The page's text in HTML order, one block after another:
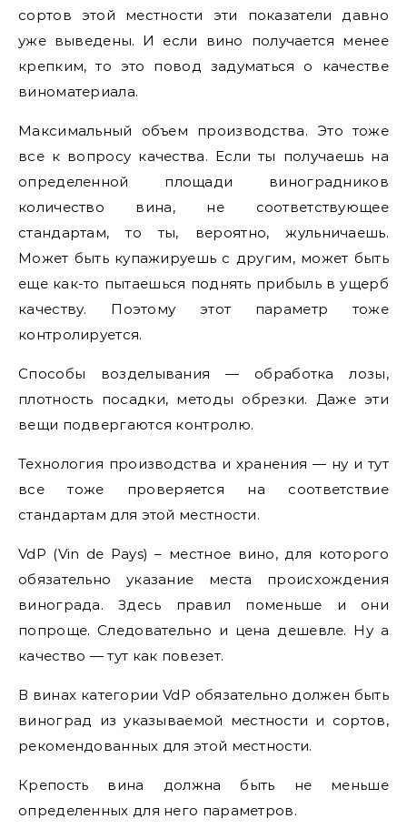
сортов этой местности эти показатели давно
уже выведены. И если вино получается менее
крепким, то это повод задуматься о качестве
виноматериала.
Максимальный объем производства. Это тоже
все к вопросу качества. Если ты получаешь на
определенной площади виноградников
количество вина, не соответствующее
стандартам, то ты, вероятно, жульничаешь.
Может быть купажируешь с другим, может быть
еще как-то пытаешься поднять прибыль в ущерб
качеству. Поэтому этот параметр тоже
контролируется.
Способы возделывания — обработка лозы,
плотность посадки, методы обрезки. Даже эти
вещи подвергаются контролю.
Технология производства и хранения — ну и тут
все тоже проверяется на соответствие
стандартам для этой местности.
VdP (Vin de Pays) – местное вино, для которого
обязательно указание места происхождения
винограда. Здесь правил поменьше и они
попроще. Следовательно и цена дешевле. Ну а
качество — тут как повезет.
В винах категории VdP обязательно должен быть
виноград из указываемой местности и сортов,
рекомендованных для этой местности.
Крепость вина должна быть не меньше
определенных для него параметров.